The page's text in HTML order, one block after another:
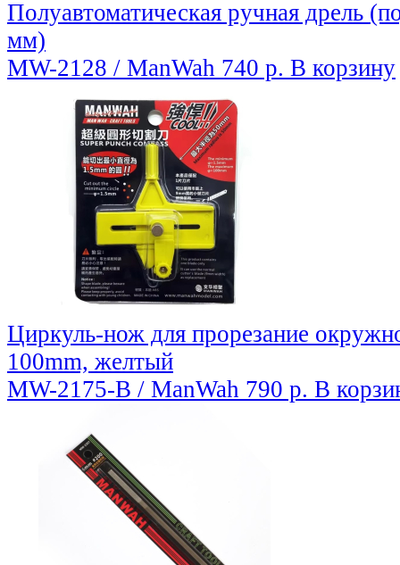
Полуавтоматическая ручная дрель
мм)
MW-2128 / ManWah 740 р. В корзину
Циркуль-нож для прорезание
100mm, желтый
MW-2175-B / ManWah 790 р. В